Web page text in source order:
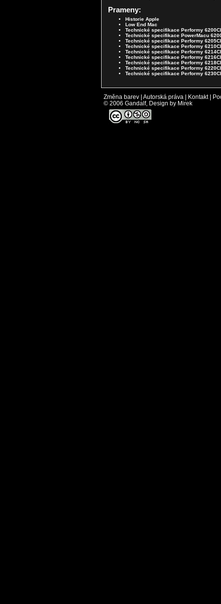
Prameny:
Historie Apple
Low End Mac
Technické specifikace Performy
Technické specifikace PowerMacu
Technické specifikace Performy
Technické specifikace Performy
Technické specifikace Performy
Technické specifikace Performy
Technické specifikace Performy
Technické specifikace Performy
Technické specifikace Performy
Změna barev Autorská práva Kontakt|
© 2006 Gandalf, Design by Mirek